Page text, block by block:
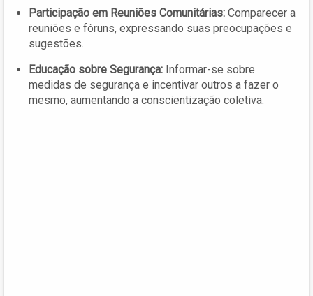
Participação em Reuniões Comunitárias: Comparecer a
reuniões e fóruns, expressando suas preocupações e
sugestões.
Educação sobre Segurança: Informar-se sobre
medidas de segurança e incentivar outros a fazer o
mesmo, aumentando a conscientização coletiva.